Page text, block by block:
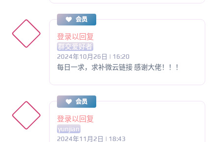
会员
登录以回复
群交爱好者
2024年10月26日 | 16:20
每日一求，求补微云链接 感谢大佬！！！
会员
登录以回复
yunjian
2024年11月2日 | 18:43